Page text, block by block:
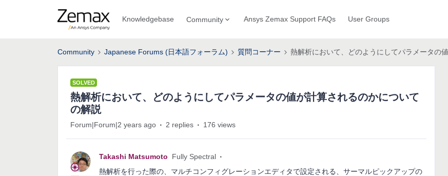
Knowledgebase Community Ansys Zemax Support FAQs User Groups
Community Japanese Forums (日本語フォーラム) 質問コーナー 熱解析において、どのようにしてパラメータの
SOLVED
熱解析において、どのようにしてパラメータの値が計算されるのかについて
の解説
Forum|Forum|2 years ago 2 replies 176 views
Takashi Matsumoto
Fully Spectral
熱解析を行った際の、マルチコンフィグレーションエディタで設定される、サーマルピックアップの